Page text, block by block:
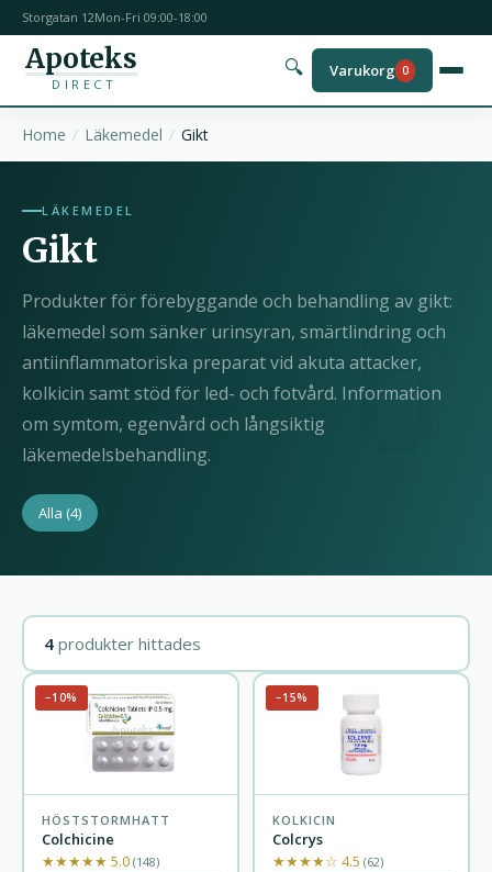
Storgatan 12Mon-Fri 09:00-18:00
Apoteks
DIRECT
🔍 Varukorg 0
Home Läkemedel Gikt
LÄKEMEDEL
Gikt
Produkter för förebyggande och behandling av gikt:
läkemedel som sänker urinsyran, smärtlindring och
antiinflammatoriska preparat vid akuta attacker,
kolkicin samt stöd för led- och fotvård. Information
om symtom, egenvård och långsiktig
läkemedelsbehandling.
Alla (4)
4 produkter hittades
−10%
HÖSTSTORMHATT
Colchicine
★★★★★ 5.0 (148)
−15%
KOLKICIN
Colcrys
★★★★☆ 4.5 (62)